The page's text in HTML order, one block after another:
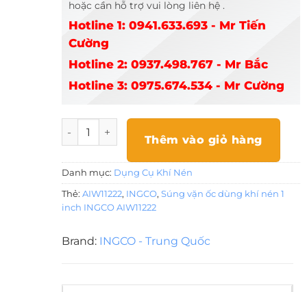
hoặc cần hỗ trợ vui lòng liên hệ .
Hotline 1: 0941.633.693 - Mr Tiến
Cường
Hotline 2: 0937.498.767 - Mr Bắc
Hotline 3: 0975.674.534 - Mr Cường
Súng vặn ốc dùng khí nén 1 inch INGCO
Thêm vào giỏ hàng
Danh mục: Dụng Cụ Khí Nén
Thẻ: AIW11222, INGCO, Súng vặn ốc dùng khí nén 1
inch INGCO AIW11222
Brand: INGCO - Trung Quốc